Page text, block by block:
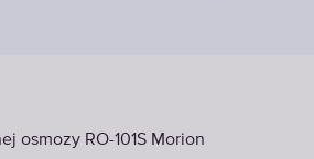
osmozy RO-101S Morion